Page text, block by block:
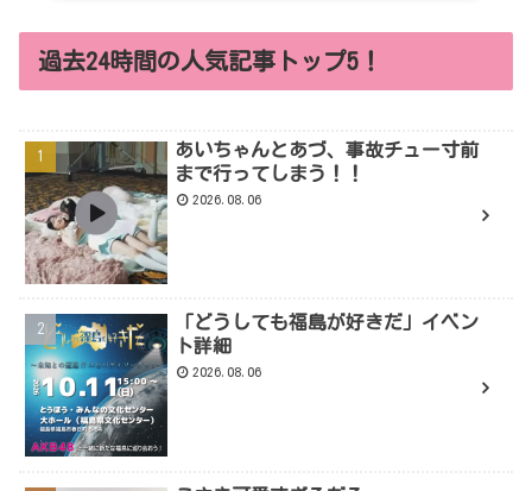
過去24時間の人気記事トップ5！
あいちゃんとあづ、事故チュー寸前
まで行ってしまう！！
2026.08.06
「どうしても福島が好きだ」イベン
ト詳細
2026.08.06